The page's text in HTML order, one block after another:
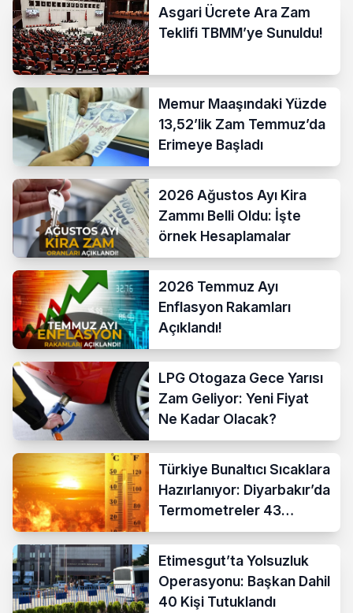
Asgari Ücrete Ara Zam
Teklifi TBMM’ye Sunuldu!
Memur Maaşındaki Yüzde
13,52’lik Zam Temmuz’da
Erimeye Başladı
2026 Ağustos Ayı Kira
Zammı Belli Oldu: İşte
örnek Hesaplamalar
2026 Temmuz Ayı
Enflasyon Rakamları
Açıklandı!
LPG Otogaza Gece Yarısı
Zam Geliyor: Yeni Fiyat
Ne Kadar Olacak?
Türkiye Bunaltıcı Sıcaklara
Hazırlanıyor: Diyarbakır’da
Termometreler 43
Dereceyi Gösterecek
Etimesgut’ta Yolsuzluk
Operasyonu: Başkan Dahil
40 Kişi Tutuklandı